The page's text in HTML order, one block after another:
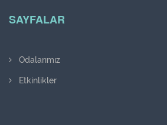
SAYFALAR
Odalarımız
Etkinlikler